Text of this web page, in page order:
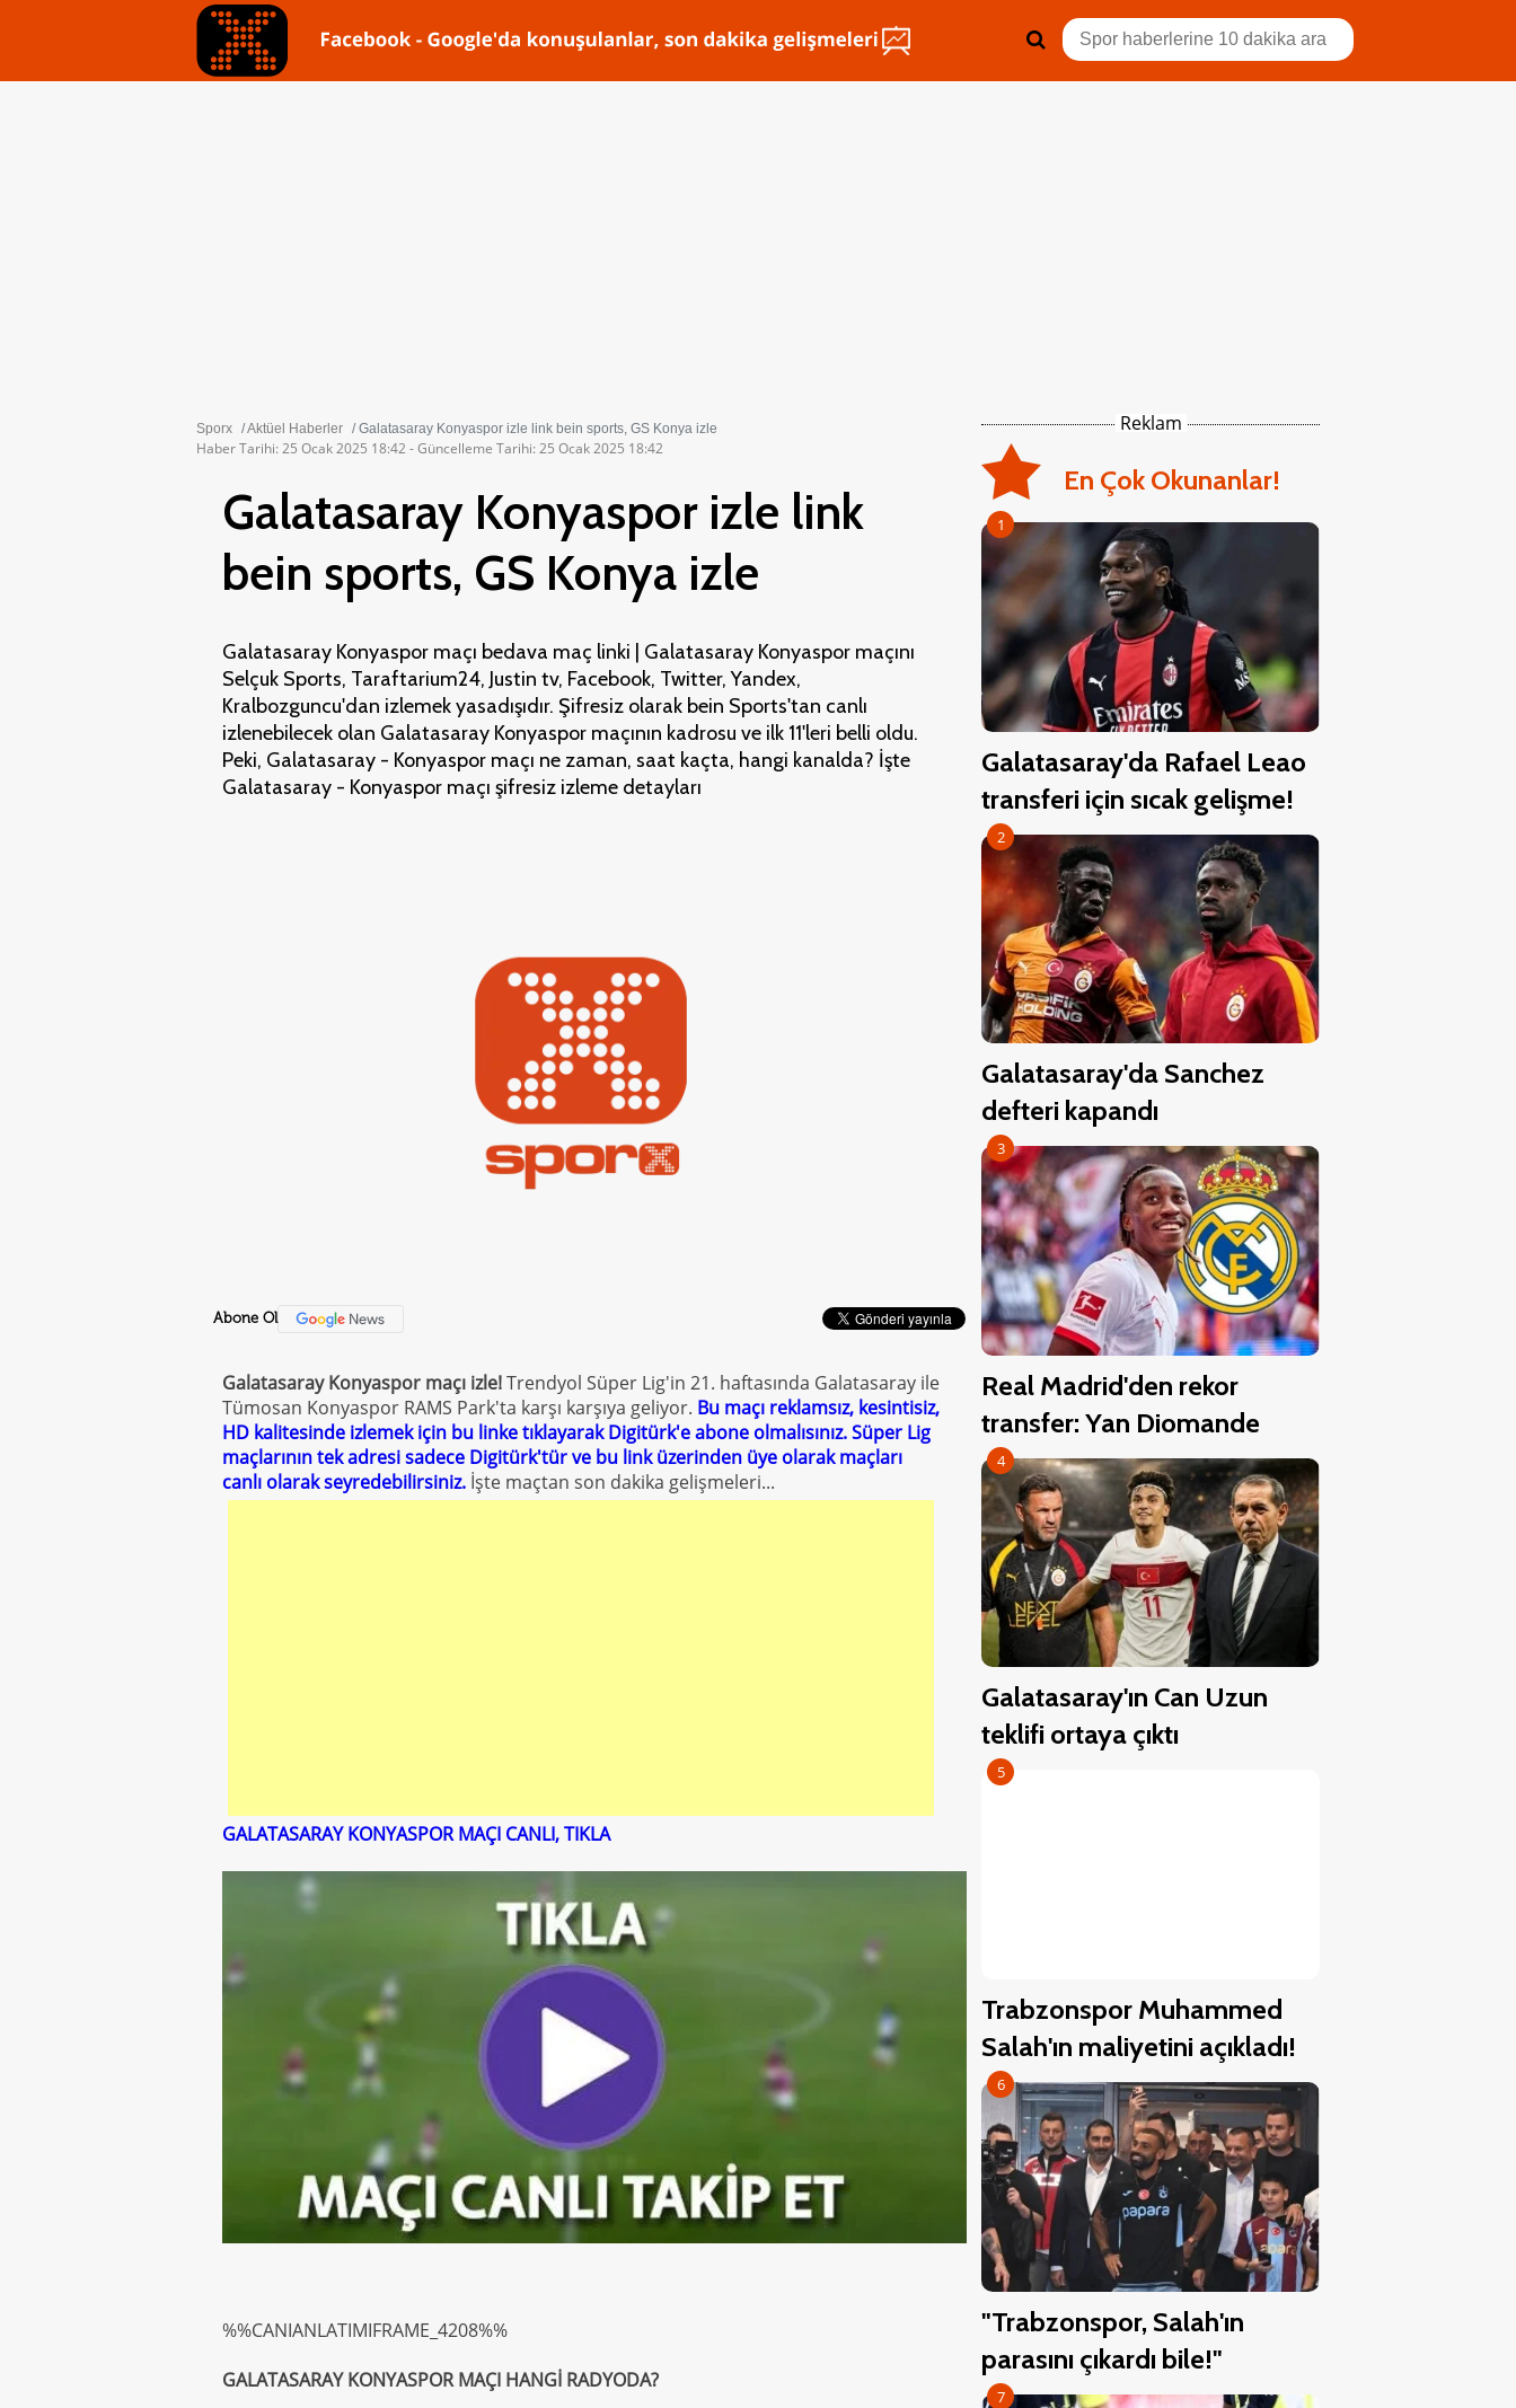
Sporx Aktüel Haberler Galatasaray Konyaspor izle link bein sports, GS Konya izle
Haber Tarihi: 25 Ocak 2025 18:42 - Güncelleme Tarihi: 25 Ocak 2025 18:42
Galatasaray Konyaspor izle link
bein sports, GS Konya izle
Galatasaray Konyaspor maçı bedava maç linki | Galatasaray Konyaspor maçını
Selçuk Sports, Taraftarium24, Justin tv, Facebook, Twitter, Yandex,
Kralbozguncu'dan izlemek yasadışıdır. Şifresiz olarak bein Sports'tan canlı
izlenebilecek olan Galatasaray Konyaspor maçının kadrosu ve ilk 11'leri belli oldu.
Peki, Galatasaray - Konyaspor maçı ne zaman, saat kaçta, hangi kanalda? İşte
Galatasaray - Konyaspor maçı şifresiz izleme detayları
Abone Ol
Galatasaray Konyaspor maçı izle!Trendyol Süper Lig'in 21. haftasında Galatasaray ile
Tümosan Konyaspor RAMS Park'ta karşı karşıya geliyor. Bu maçı reklamsız, kesintisiz,
HD kalitesinde izlemek için bu linke tıklayarak Digitürk'e abone olmalısınız. Süper Lig
maçlarının tek adresi sadece Digitürk'tür ve bu link üzerinden üye olarak maçları
canlı olarak seyredebilirsiniz. İşte maçtan son dakika gelişmeleri...
GALATASARAY KONYASPOR MAÇI CANLI, TIKLA
%%CANIANLATIMIFRAME_4208%%
GALATASARAY KONYASPOR MAÇI HANGİ RADYODA?
Reklam
En Çok Okunanlar!
1
Galatasaray'da Rafael Leao
transferi için sıcak gelişme!
2
Galatasaray'da Sanchez
defteri kapandı
3
Real Madrid'den rekor
transfer: Yan Diomande
4
Galatasaray'ın Can Uzun
teklifi ortaya çıktı
5
Trabzonspor Muhammed
Salah'ın maliyetini açıkladı!
6
"Trabzonspor, Salah'ın
parasını çıkardı bile!"
7